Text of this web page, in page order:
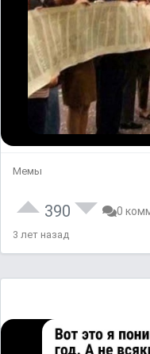
Мемы
390 0
3 лет назад